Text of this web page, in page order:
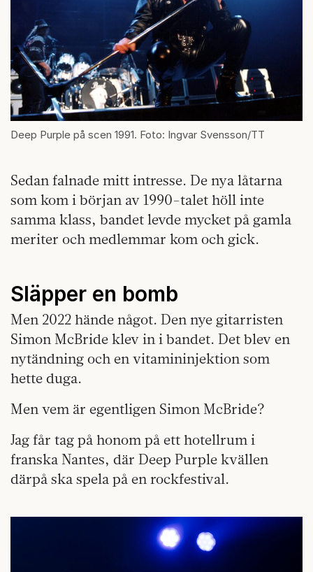
Deep Purple på scen 1991. Foto: Ingvar Svensson/TT
Sedan falnade mitt intresse. De nya låtarna
som kom i början av 1990-talet höll inte
samma klass, bandet levde mycket på gamla
meriter och medlemmar kom och gick.
Släpper en bomb
Men 2022 hände något. Den nye gitarristen
Simon McBride klev in i bandet. Det blev en
nytändning och en vitamininjektion som
hette duga.
Men vem är egentligen Simon McBride?
Jag får tag på honom på ett hotellrum i
franska Nantes, där Deep Purple kvällen
därpå ska spela på en rockfestival.